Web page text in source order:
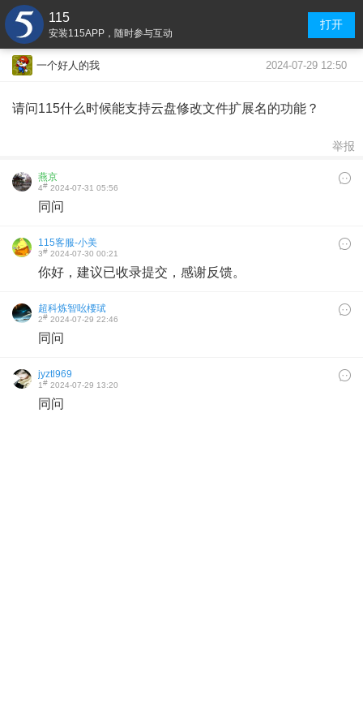
115
安装115APP，随时参与互动
打开
一个好人的我 2024-07-29 12:50
请问115什么时候能支持云盘修改文件扩展名的功能？
举报
燕京
4# 2024-07-31 05:56
同问
115客服-小美
3# 2024-07-30 00:21
你好，建议已收录提交，感谢反馈。
超科炼智吆楆珷
2# 2024-07-29 22:46
同问
jyztl969
1# 2024-07-29 13:20
同问